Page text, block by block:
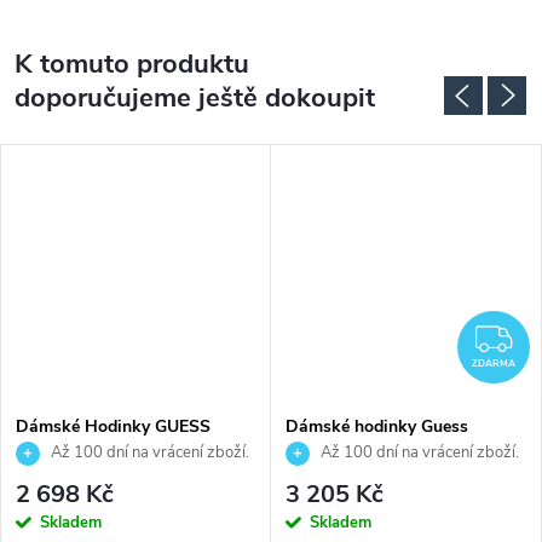
K tomuto produktu
doporučujeme ještě dokoupit
Dámské Hodinky GUESS
GW0997L1
Až 100 dní na vrácení zboží.
Autorizovaný prodejce.
2 698 Kč
Skladem
ZDARMA
Dámské hodinky Guess
GW0104L1
Až 100 dní na vrácení zboží.
Autorizovaný prodejce.
3 205 Kč
Skladem